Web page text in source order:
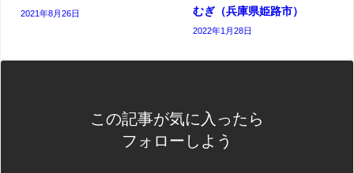
2021年8月26日
むぎ（兵庫県姫路市）
2022年1月28日
この記事が気に入ったら
フォローしよう